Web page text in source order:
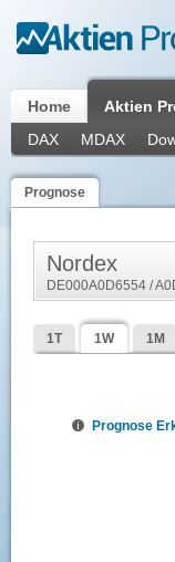
Home
Aktien
DAX
MDAX
Prognose
Nordex
DE000A0D6554 /
1T 1W 1M
Prognose